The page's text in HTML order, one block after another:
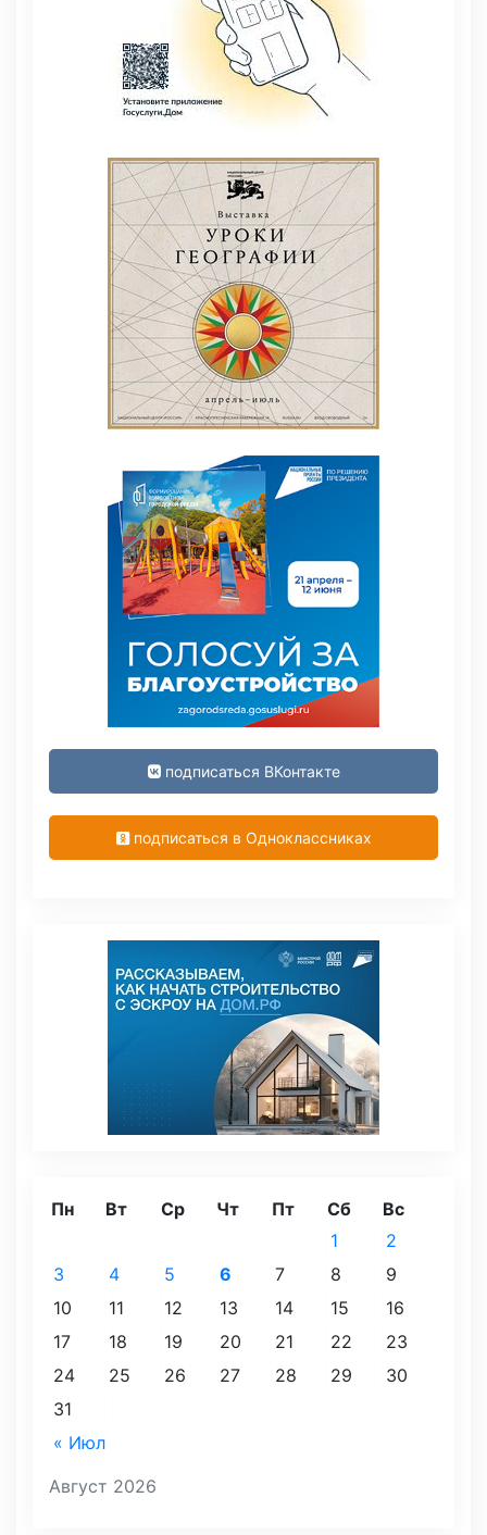
подписаться ВКонтакте
подписаться в Одноклассниках
Август 2026
Пн Вт Ср Чт Пт Сб Вс
« Июл
1
2
3
4 5 6 7 8
9
10
11 12 13 14 15
16
17
18 19 20 21 22
23
24
25 26 27 28 29
30
31